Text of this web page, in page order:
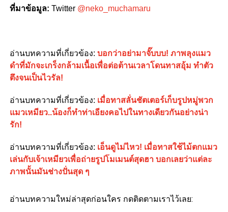
ที่มาข้อมูล: Twitter @neko_muchamaru
อ่านบทความที่เกี่ยวข้อง: บอกว่าอย่ามาจั๊บบบ! ภาพลุงแมว
ดำที่มักจะเกร็งกล้ามเนื้อเพื่อต่อต้านเวลาโดนทาสอุ้ม ทำตัว
ตึงจนเป็นไวรัล!
อ่านบทความที่เกี่ยวข้อง: เมื่อทาสลั่นชัตเตอร์เก็บรูปหมู่พวก
แมวเหมียว..น้องก็ทำท่าเอียงคอไปในทางเดียวกันอย่างน่า
รัก!
อ่านบทความที่เกี่ยวข้อง: เอ็นดูไม่ไหว! เมื่อทาสใช้ไม้ตกแมว
เล่นกับเจ้าเหมียวเพื่อถ่ายรูปโมเมนต์สุดฮา บอกเลยว่าแต่ละ
ภาพนั้นมันช่างปั่นสุด ๆ
อ่านบทความใหม่ล่าสุดก่อนใคร กดติดตามเราไว้เลย: